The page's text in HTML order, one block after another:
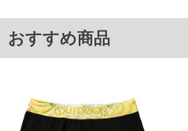
前閉じ／ストレッチ／ボクサータイプ
3L/95～110
4L/105～120
おすすめ商品